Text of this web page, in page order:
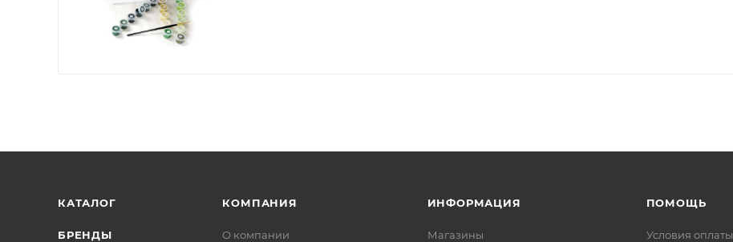
КАТАЛОГ
БРЕНДЫ
КОМПАНИЯ
О компании
ИНФОРМАЦИЯ
Магазины
ПОМОЩЬ
Условия оплаты